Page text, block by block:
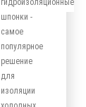
гидроизоляционные
шпонки -
самое
популярное
решение
для
изоляции